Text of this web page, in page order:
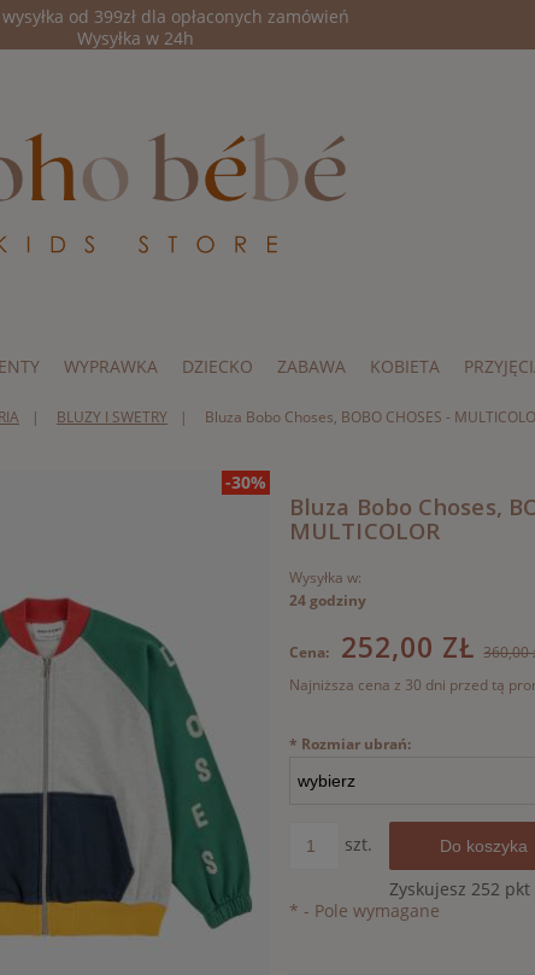
od 399zł dla opłaconych zamówień
Wysyłka w 24h
WYPRAWKA DZIECKO ZABAWA KOBIETA
BLUZY I SWETRY Bluza Bobo Choses, BOBO CHOSES -
-30%
Bluza Bobo Choses,
MULTICOLOR
Wysyłka w:
24 godziny
Cena: 252,00 ZŁ 360,00
Najniższa cena z 30 dni przed tą
Jeżeli produkt jest
momentu, kiedy produkt
* Rozmiar ubrań:
szt. Do koszyka
Zyskujesz 252 pkt
* - Pole wymagane